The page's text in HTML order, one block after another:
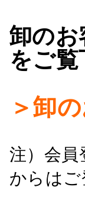
卸のお
をご覧
＞卸
注）会
からはご